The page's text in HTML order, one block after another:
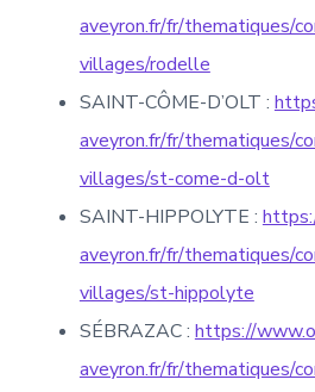
aveyron.fr/fr/thematiques/
villages/rodelle
SAINT-CÔME-D’OLT :
aveyron.fr/fr/thematiques/
villages/st-come-d-olt
SAINT-HIPPOLYTE :
aveyron.fr/fr/thematiques/
villages/st-hippolyte
SÉBRAZAC : https://
aveyron.fr/fr/thematiques/